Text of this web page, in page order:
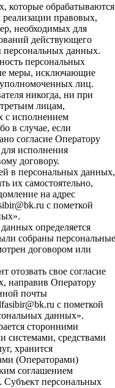
которые обрабатываются
правовых,
необходимых для
действующего
персональных данных.
персональных
меры, исключающие
лиц.
никогда, ни при
лицам,
с исполнением
в случае, если
согласие Оператору
исполнения
договору.
в персональных данных,
их самостоятельно,
на адрес
с пометкой
определяется
собраны персональные
договором или
отозвать свое согласие
направив Оператору
почты
с пометкой
данных».
сторонними
системами, средствами
хранится
(Операторами)
соглашением
персональных